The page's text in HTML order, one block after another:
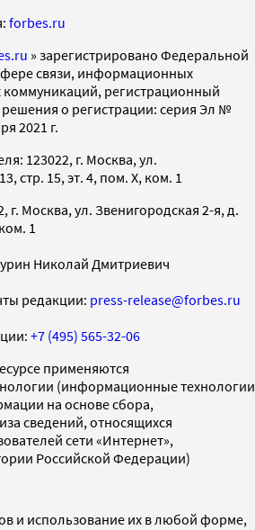
forbes.ru
» зарегистрировано Федеральной
связи, информационных
коммуникаций, регистрационный
о регистрации: серия Эл №
2021 г.
123022, г. Москва, ул.
стр. 15, эт. 4, пом. X, ком. 1
г. Москва, ул. Звенигородская 2-я, д.
1
Николай Дмитриевич
редакции: press-release@forbes.ru
+7 (495) 565-32-06
применяются
(информационные технологии
на основе сбора,
сведений, относящихся
сети «Интернет»,
Российской Федерации)
и использование их в любой форме,